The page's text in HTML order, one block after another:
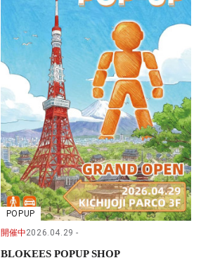
POPUP
開催中2026.04.29
BLOKEES POPUP SHOP